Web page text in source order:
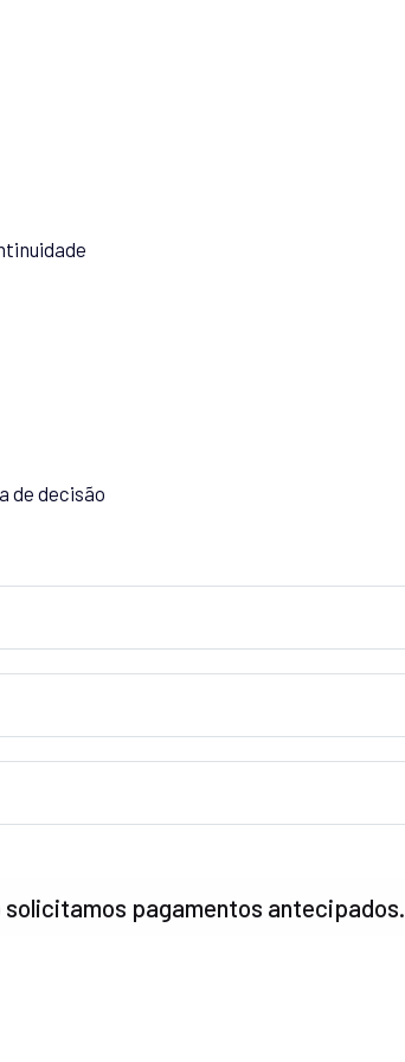
de decisão
solicitamos pagamentos antecipados.